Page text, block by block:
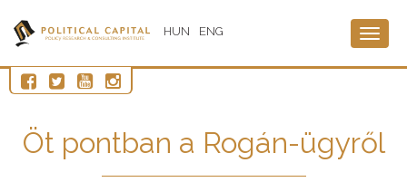
HUN ENG
Öt pontban a Rogán-ügyről